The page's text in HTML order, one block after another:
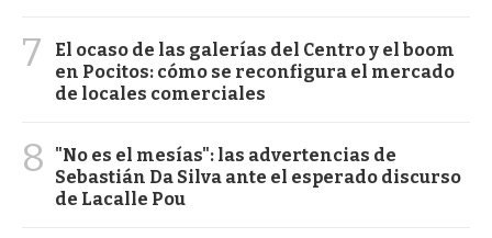
7
El ocaso de las galerías del Centro y el boom
en Pocitos: cómo se reconfigura el mercado
de locales comerciales
8
"No es el mesías": las advertencias de
Sebastián Da Silva ante el esperado discurso
de Lacalle Pou